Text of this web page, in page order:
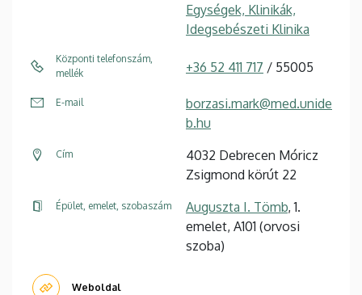
Egységek, Klinikák,
Idegsebészeti Klinika
Központi telefonszám,
mellék
+36 52 411 717 / 55005
E-mail
borzasi.mark@med.unide
b.hu
Cím
4032 Debrecen Móricz
Zsigmond körút 22
Épület, emelet, szobaszám Auguszta I. Tömb, 1.
emelet, A101 (orvosi
szoba)
Weboldal